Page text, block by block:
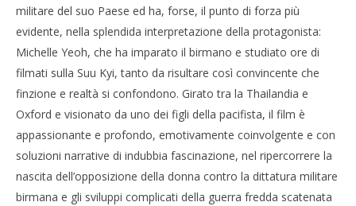
NOW VIEWING
Una donna (ed un uomo), con passione
08/11/2011
Redazione
militare del suo Paese ed ha, forse, il punto di forza più
evidente, nella splendida interpretazione della protagonista:
Michelle Yeoh, che ha imparato il birmano e studiato ore di
filmati sulla Suu Kyi, tanto da risultare così convincente che
finzione e realtà si confondono. Girato tra la Thailandia e
Oxford e visionato da uno dei figli della pacifista, il film è
appassionante e profondo, emotivamente coinvolgente e con
soluzioni narrative di indubbia fascinazione, nel ripercorrere la
nascita dell’opposizione della donna contro la dittatura militare
birmana e gli sviluppi complicati della guerra fredda scatenata